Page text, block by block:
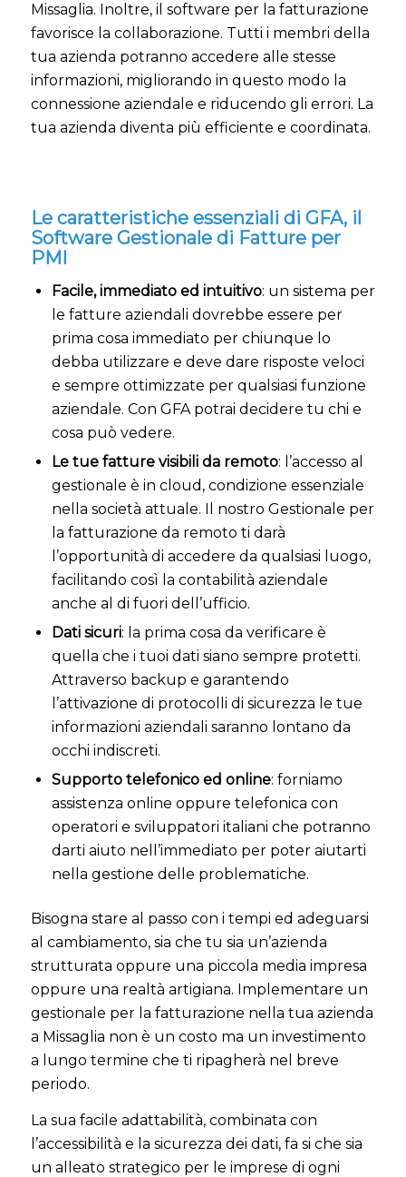
Missaglia. Inoltre, il software per la fatturazione
favorisce la collaborazione. Tutti i membri della
tua azienda potranno accedere alle stesse
informazioni, migliorando in questo modo la
connessione aziendale e riducendo gli errori. La
tua azienda diventa più efficiente e coordinata.
Le caratteristiche essenziali di GFA, il
Software Gestionale di Fatture per
PMI
Facile, immediato ed intuitivo: un sistema per
le fatture aziendali dovrebbe essere per
prima cosa immediato per chiunque lo
debba utilizzare e deve dare risposte veloci
e sempre ottimizzate per qualsiasi funzione
aziendale. Con GFA potrai decidere tu chi e
cosa può vedere.
Le tue fatture visibili da remoto: l’accesso al
gestionale è in cloud, condizione essenziale
nella società attuale. Il nostro Gestionale per
la fatturazione da remoto ti darà
l’opportunità di accedere da qualsiasi luogo,
facilitando così la contabilità aziendale
anche al di fuori dell’ufficio.
Dati sicuri: la prima cosa da verificare è
quella che i tuoi dati siano sempre protetti.
Attraverso backup e garantendo
l’attivazione di protocolli di sicurezza le tue
informazioni aziendali saranno lontano da
occhi indiscreti.
Supporto telefonico ed online: forniamo
assistenza online oppure telefonica con
operatori e sviluppatori italiani che potranno
darti aiuto nell’immediato per poter aiutarti
nella gestione delle problematiche.
Bisogna stare al passo con i tempi ed adeguarsi
al cambiamento, sia che tu sia un’azienda
strutturata oppure una piccola media impresa
oppure una realtà artigiana. Implementare un
gestionale per la fatturazione nella tua azienda
a Missaglia non è un costo ma un investimento
a lungo termine che ti ripagherà nel breve
periodo.
La sua facile adattabilità, combinata con
l’accessibilità e la sicurezza dei dati, fa si che sia
un alleato strategico per le imprese di ogni